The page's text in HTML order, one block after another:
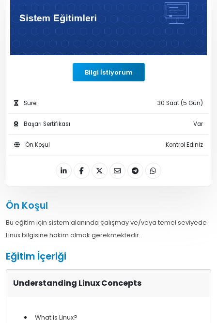
Bilgi İstiyorum
Süre 30 Saat (5 Gün)
Başarı Sertifikası Var
Ön Koşul Kontrol Ediniz
Ön Koşul
Bu eğitim için sistem alanında çalışmay ve/veya temel seviyede
Linux bilgisine hakim olmak gerekmektedir.
Eğitim İçeriği
Understanding Linux Concepts
What is Linux?